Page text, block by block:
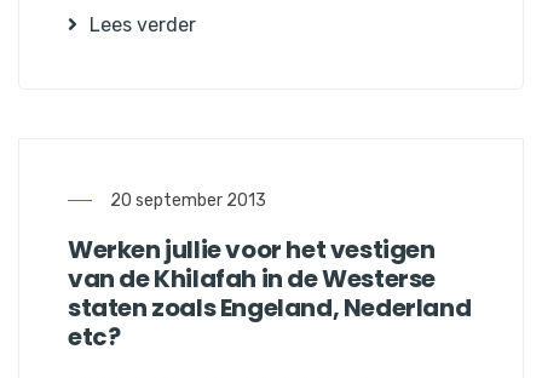
Lees verder
20 september 2013
Werken jullie voor het vestigen
van de Khilafah in de Westerse
staten zoals Engeland, Nederland
etc?